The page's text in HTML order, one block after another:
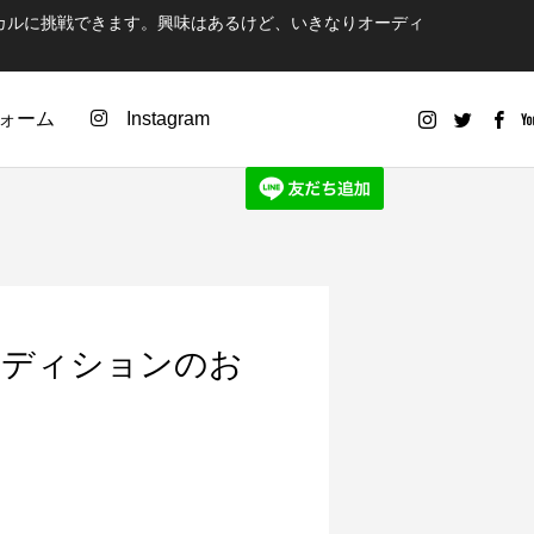
に挑戦できます。興味はあるけど、いきなりオーディ
ーム Instagram
ィションのお